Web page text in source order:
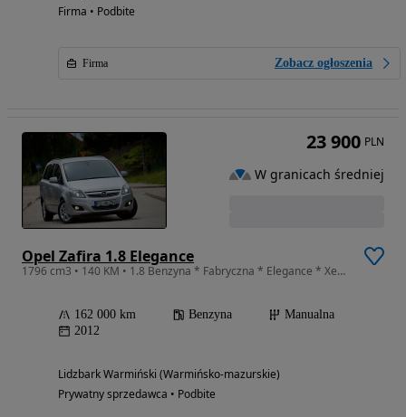
Firma • Podbite
Firma Zobacz ogłoszenia
Opel Zafira 1.8 Elegance
1796 cm3 • 140 KM • 1.8 Benzyna * Fabryczna * Elegance * Xenon * Prosto z Niemiec *
162 000 km Benzyna
Manualna
2012
Lidzbark Warmiński (Warmińsko-mazurskie)
Prywatny sprzedawca • Podbite
23 900 PLN
W granicach średniej